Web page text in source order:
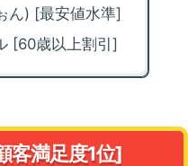
ん) [最安値水準]
[60歳以上割引]
客満足度1位]